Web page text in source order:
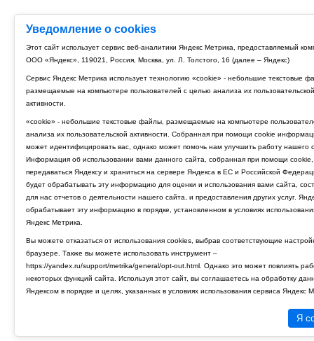
Уведомление о cookies
Этот сайт использует сервис веб-аналитики Яндекс Метрика, предоставляемый
ООО «Яндекс», 119021, Россия, Москва, ул. Л. Толстого, 16 (далее – Яндекс)
Сервис Яндекс Метрика использует технологию «cookie» - небольшие текстовые
размещаемые на компьютере пользователей с целью анализа их пользовательской
активности.
«cookie» - небольшие текстовые файлы, размещаемые на компьютере
анализа их пользовательской активности. Собранная при помощи cookie
может идентифицировать вас, однако может помочь нам улучшить работу нашего
Информация об использовании вами данного сайта, собранная при помощи cookie,
передаваться Яндексу и храниться на сервере Яндекса в ЕС и Российской
будет обрабатывать эту информацию для оценки и использования вами сайта,
для нас отчетов о деятельности нашего сайта, и предоставления других услуг.
обрабатывает эту информацию в порядке, установленном в условиях
Яндекс Метрика.
Вы можете отказаться от использования cookies, выбрав соответствующие
браузере. Также вы можете использовать инструмент –
https://yandex.ru/support/metrika/general/opt-out.html. Однако это может повлиять
некоторых функций сайта. Используя этот сайт, вы соглашаетесь на обработку
Яндексом в порядке и целях, указанных в условиях использования сервиса Яндекс
Я